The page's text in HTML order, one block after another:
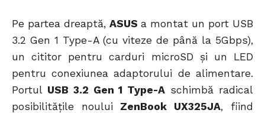
Pe partea dreaptă, ASUS a montat un port USB
3.2 Gen 1 Type-A (cu viteze de până la 5Gbps),
un cititor pentru carduri microSD și un LED
pentru conexiunea adaptorului de alimentare.
Portul USB 3.2 Gen 1 Type-A schimbă radical
posibilitățile noului ZenBook UX325JA, fiind